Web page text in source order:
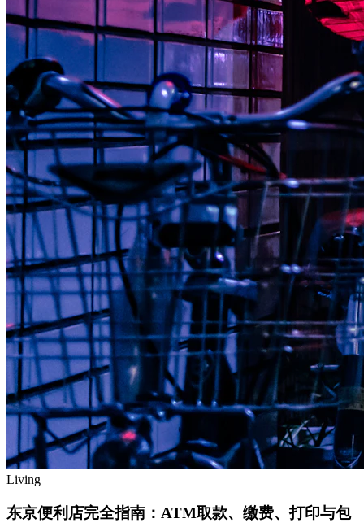
Living
东京便利店完全指南：ATM取款、缴费、打印与包